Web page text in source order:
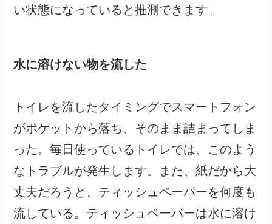
い状態になっていると推測できます。
水に溶けない物を流した
トイレを流したタイミングでスマートフォン
がポケットから落ち、そのまま詰まってしま
った。毎日使っているトイレでは、このよう
なトラブルが発生します。また、紙だから大
丈夫だろうと、ティッシュペーパーを何度も
流している。ティッシュペーパーは水に溶け